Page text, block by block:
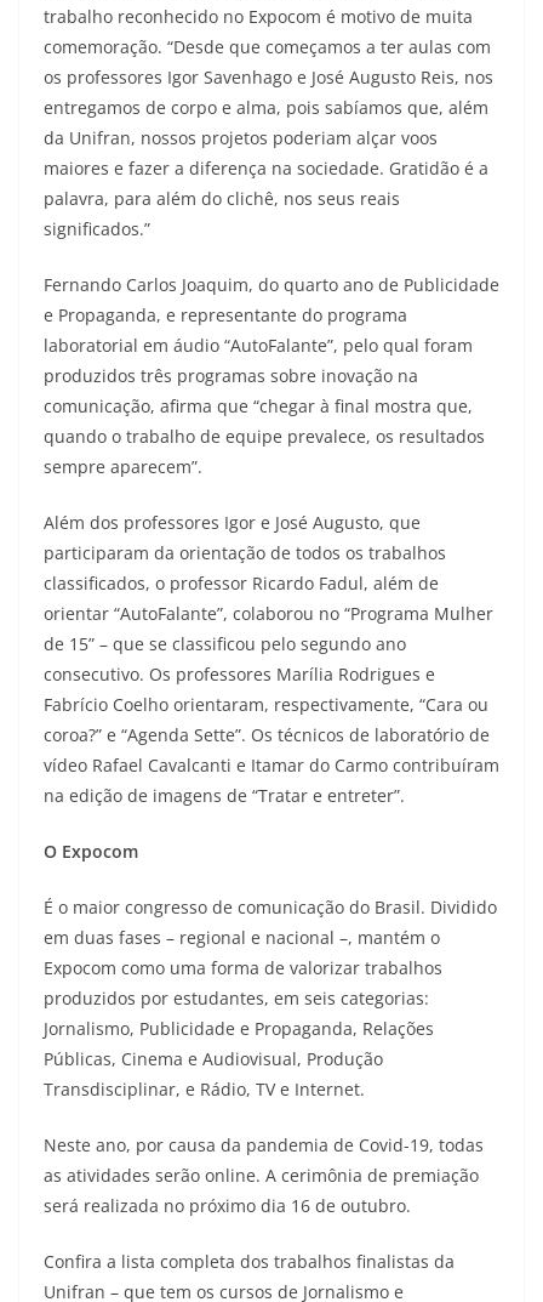
trabalho reconhecido no Expocom é motivo de muita
comemoração. “Desde que começamos a ter aulas com
os professores Igor Savenhago e José Augusto Reis, nos
entregamos de corpo e alma, pois sabíamos que, além
da Unifran, nossos projetos poderiam alçar voos
maiores e fazer a diferença na sociedade. Gratidão é a
palavra, para além do clichê, nos seus reais
significados.”
Fernando Carlos Joaquim, do quarto ano de Publicidade
e Propaganda, e representante do programa
laboratorial em áudio “AutoFalante”, pelo qual foram
produzidos três programas sobre inovação na
comunicação, afirma que “chegar à final mostra que,
quando o trabalho de equipe prevalece, os resultados
sempre aparecem”.
Além dos professores Igor e José Augusto, que
participaram da orientação de todos os trabalhos
classificados, o professor Ricardo Fadul, além de
orientar “AutoFalante”, colaborou no “Programa Mulher
de 15” – que se classificou pelo segundo ano
consecutivo. Os professores Marília Rodrigues e
Fabrício Coelho orientaram, respectivamente, “Cara ou
coroa?” e “Agenda Sette”. Os técnicos de laboratório de
vídeo Rafael Cavalcanti e Itamar do Carmo contribuíram
na edição de imagens de “Tratar e entreter”.
O Expocom
É o maior congresso de comunicação do Brasil. Dividido
em duas fases – regional e nacional –, mantém o
Expocom como uma forma de valorizar trabalhos
produzidos por estudantes, em seis categorias:
Jornalismo, Publicidade e Propaganda, Relações
Públicas, Cinema e Audiovisual, Produção
Transdisciplinar, e Rádio, TV e Internet.
Neste ano, por causa da pandemia de Covid-19, todas
as atividades serão online. A cerimônia de premiação
será realizada no próximo dia 16 de outubro.
Confira a lista completa dos trabalhos finalistas da
Unifran – que tem os cursos de Jornalismo e